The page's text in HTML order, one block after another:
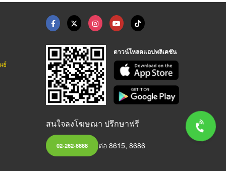
ธ์
ดาวน์โหลดแอปพลิเคชัน
สนใจลงโฆษณา ปรึกษาฟรี
02-262-8888 ต่อ 8615, 8686